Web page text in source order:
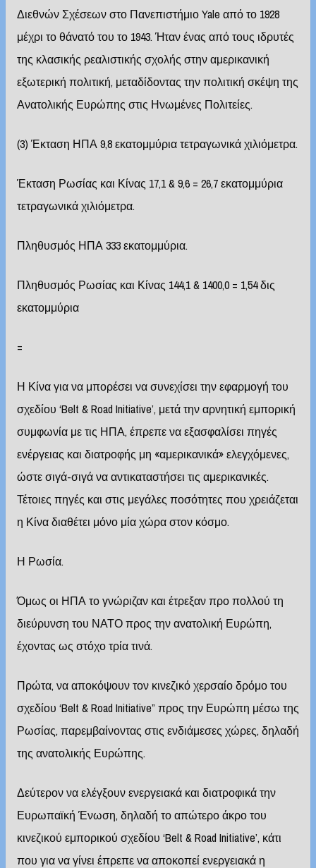
Διεθνών Σχέσεων στο Πανεπιστήμιο Yale από το 1928
μέχρι το θάνατό του το 1943. Ήταν ένας από τους ιδρυτές
της κλασικής ρεαλιστικής σχολής στην αμερικανική
εξωτερική πολιτική, μεταδίδοντας την πολιτική σκέψη της
Ανατολικής Ευρώπης στις Ηνωμένες Πολιτείες.
(3) Έκταση ΗΠΑ 9,8 εκατομμύρια τετραγωνικά χιλιόμετρα.
Έκταση Ρωσίας και Κίνας 17,1 & 9,6 = 26,7 εκατομμύρια
τετραγωνικά χιλιόμετρα.
Πληθυσμός ΗΠΑ 333 εκατομμύρια.
Πληθυσμός Ρωσίας και Κίνας 144,1 & 1400,0 = 1,54 δις
εκατομμύρια
=
Η Κίνα για να μπορέσει να συνεχίσει την εφαρμογή του
σχεδίου ‘Belt & Road Initiative’, μετά την αρνητική εμπορική
συμφωνία με τις ΗΠΑ, έπρεπε να εξασφαλίσει πηγές
ενέργειας και διατροφής μη «αμερικανικά» ελεγχόμενες,
ώστε σιγά-σιγά να αντικαταστήσει τις αμερικανικές.
Τέτοιες πηγές και στις μεγάλες ποσότητες που χρειάζεται
η Κίνα διαθέτει μόνο μία χώρα στον κόσμο.
Η Ρωσία.
Όμως οι ΗΠΑ το γνώριζαν και έτρεξαν προ πολλού τη
διεύρυνση του ΝΑΤΟ προς την ανατολική Ευρώπη,
έχοντας ως στόχο τρία τινά.
Πρώτα, να αποκόψουν τον κινεζικό χερσαίο δρόμο του
σχεδίου ‘Belt & Road Initiative” προς την Ευρώπη μέσω της
Ρωσίας, παρεμβαίνοντας στις ενδιάμεσες χώρες, δηλαδή
της ανατολικής Ευρώπης.
Δεύτερον να ελέγξουν ενεργειακά και διατροφικά την
Ευρωπαϊκή Ένωση, δηλαδή το απώτερο άκρο του
κινεζικού εμπορικού σχεδίου ‘Belt & Road Initiative’, κάτι
που για να γίνει έπρεπε να αποκοπεί ενεργειακά η